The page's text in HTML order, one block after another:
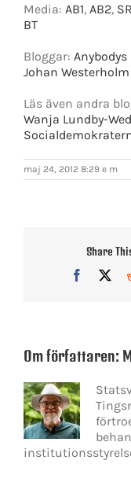
Media: AB1, AB2, SR
BT
Bloggar: Anybodys
Johan Westerholm
Läs även andra
Wanja Lundby-
maj 24, 2012 8:29 e m
Share
Facebook
X
Om författaren: